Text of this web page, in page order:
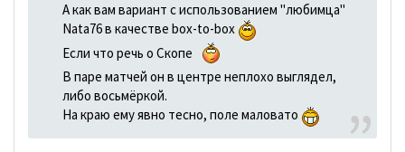
А как вам вариант с использованием "любимца"
Nata76 в качестве box-to-box
Если что речь о Скопе
В паре матчей он в центре неплохо выглядел,
либо восьмёркой.
На краю ему явно тесно, поле маловато